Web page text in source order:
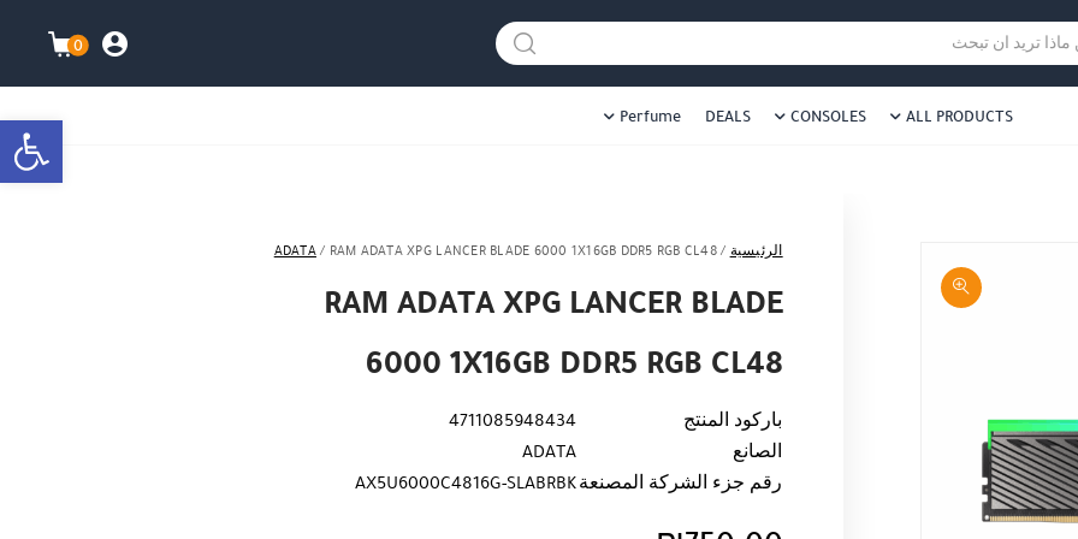
هل نزلت التطبيق ليصلك كل جديد ؟ هل نزلت التطبيق ليصلك كل جديد ؟
0
עגלת
تريد ان تبحث
ALL PRODUCTS
CONSOLES
DEALS
Perfume
الرئيسية /
ADATA/ RAM ADATA XPG LANCER BLADE 6000 1X16GB DDR5 RGB CL48
RAM ADATA XPG LANCER BLADE
6000 1X16GB DDR5 RGB CL48
باركود المنتج
4711085948434
الصانع
ADATA
رقم جزء الشركة المصنعةAX5U6000C4816G-SLABRBK